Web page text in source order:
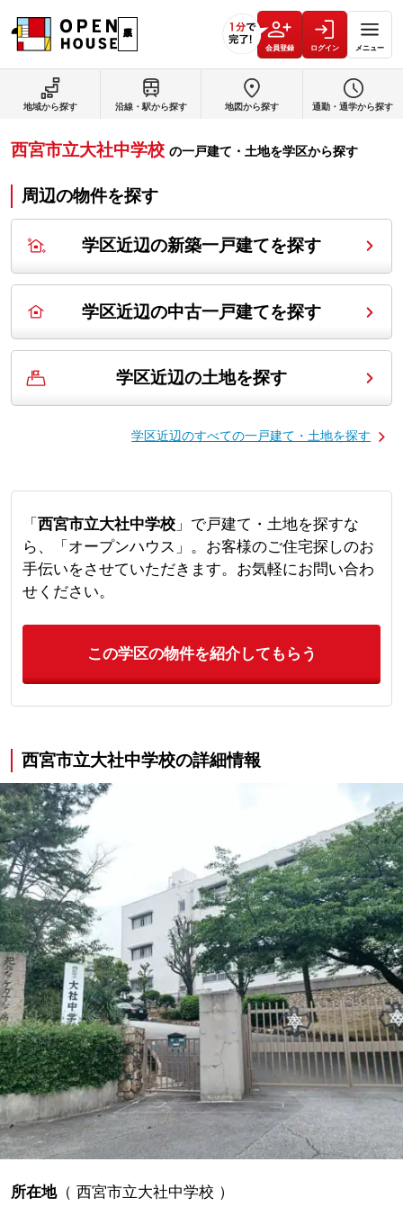
会員登録 ログイン メニュー
地域から探す 沿線・駅から探す 地図から探す 通勤・通学から探す
西宮市立大社中学校 の一戸建て・土地を学区から探す
周辺の物件を探す
学区近辺の新築一戸建てを探す
学区近辺の中古一戸建てを探す
学区近辺の土地を探す
学区近辺のすべての一戸建て・土地を探す
「 西宮市立大社中学校」で戸建て・土地を探すな
ら、「オープンハウス」。お客様のご住宅探しのお
手伝いをさせていただきます。お気軽にお問い合わ
せください。
この学区の物件を紹介してもらう
西宮市立大社中学校の詳細情報
所在地（ 西宮市立大社中学校 ）